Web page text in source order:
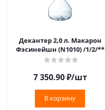
Декантер 2,0 л. Макарон
Фэсинейшн (N1010) /1/2/**
7 350.90₽/шт
В корзину